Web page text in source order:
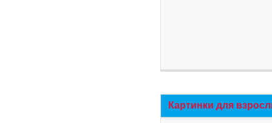
Картинки для